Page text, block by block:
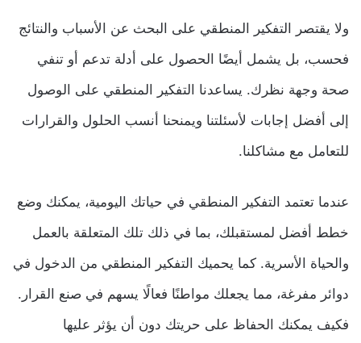
ولا يقتصر التفكير المنطقي على البحث عن الأسباب والنتائج
فحسب، بل يشمل أيضًا الحصول على أدلة تدعم أو تنفي
صحة وجهة نظرك. يساعدنا التفكير المنطقي على الوصول
إلى أفضل إجابات لأسئلتنا ويمنحنا أنسب الحلول والقرارات
للتعامل مع مشاكلنا.
عندما تعتمد التفكير المنطقي في حياتك اليومية، يمكنك وضع
خطط أفضل لمستقبلك، بما في ذلك تلك المتعلقة بالعمل
والحياة الأسرية. كما يحميك التفكير المنطقي من الدخول في
دوائر مفرغة، مما يجعلك مواطنًا فعالًا يسهم في صنع القرار.
فكيف يمكنك الحفاظ على حريتك دون أن يؤثر عليها